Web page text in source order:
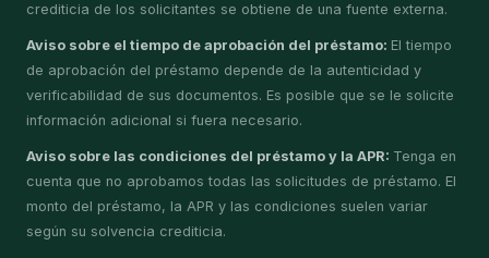
crediticia de los solicitantes se obtiene de una fuente externa.
Aviso sobre el tiempo de aprobación del préstamo: El tiempo
de aprobación del préstamo depende de la autenticidad y
verificabilidad de sus documentos. Es posible que se le solicite
información adicional si fuera necesario.
Aviso sobre las condiciones del préstamo y la APR: Tenga en
cuenta que no aprobamos todas las solicitudes de préstamo. El
monto del préstamo, la APR y las condiciones suelen variar
según su solvencia crediticia.